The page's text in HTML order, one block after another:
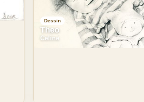
Dessin
Theo
Celine